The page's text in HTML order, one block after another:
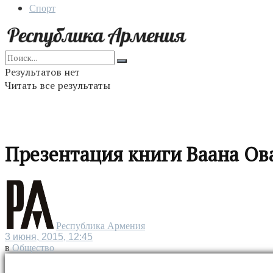
Спорт
Результатов нет
Читать все результаты
Презентация книги Ваана
Республика Армения
3 июня, 2015, 12:45
в Общество